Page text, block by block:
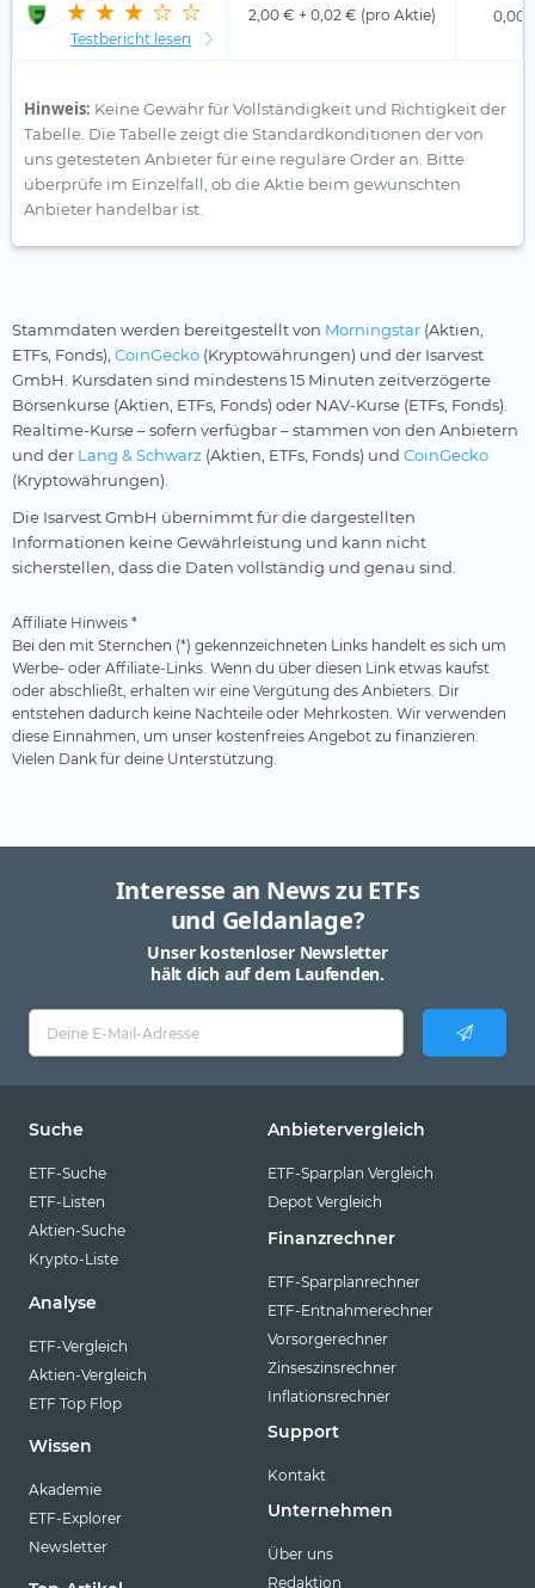
Testbericht lesen
2,00 € + 0,02 € (pro Aktie) 0,00
Hinweis: Keine Gewähr für Vollständigkeit und Richtigkeit der
Tabelle. Die Tabelle zeigt die Standardkonditionen der von
uns getesteten Anbieter für eine reguläre Order an. Bitte
überprüfe im Einzelfall, ob die Aktie beim gewünschten
Anbieter handelbar ist.
Stammdaten werden bereitgestellt von Morningstar (Aktien,
ETFs, Fonds), CoinGecko (Kryptowährungen) und der Isarvest
GmbH. Kursdaten sind mindestens 15 Minuten zeitverzögerte
Börsenkurse (Aktien, ETFs, Fonds) oder NAV-Kurse (ETFs, Fonds).
Realtime-Kurse – sofern verfügbar – stammen von den Anbietern
und der Lang & Schwarz (Aktien, ETFs, Fonds) und CoinGecko
(Kryptowährungen).
Die Isarvest GmbH übernimmt für die dargestellten
Informationen keine Gewährleistung und kann nicht
sicherstellen, dass die Daten vollständig und genau sind.
Affiliate Hinweis *
Bei den mit Sternchen (*) gekennzeichneten Links handelt es sich um
Werbe- oder Affiliate-Links. Wenn du über diesen Link etwas kaufst
oder abschließt, erhalten wir eine Vergütung des Anbieters. Dir
entstehen dadurch keine Nachteile oder Mehrkosten. Wir verwenden
diese Einnahmen, um unser kostenfreies Angebot zu finanzieren.
Vielen Dank für deine Unterstützung.
Interesse an News zu ETFs
und Geldanlage?
Unser kostenloser Newsletter
hält dich auf dem Laufenden.
Suche
ETF-Suche
ETF-Listen
Aktien-Suche
Krypto-Liste
Analyse
ETF-Vergleich
Aktien-Vergleich
ETF Top Flop
Wissen
Akademie
ETF-Explorer
Newsletter
Anbietervergleich
ETF-Sparplan Vergleich
Depot Vergleich
Finanzrechner
ETF-Sparplanrechner
ETF-Entnahmerechner
Vorsorgerechner
Zinseszinsrechner
Inflationsrechner
Support
Kontakt
Unternehmen
Über uns
Redaktion